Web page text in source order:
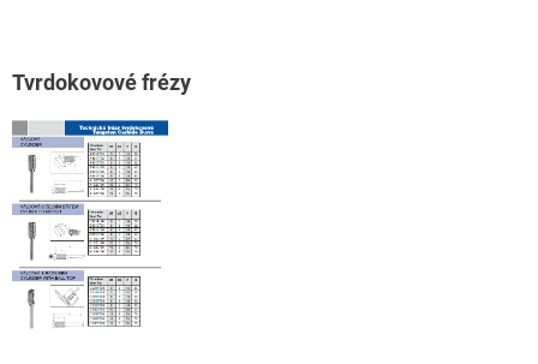
Tvrdokovové frézy